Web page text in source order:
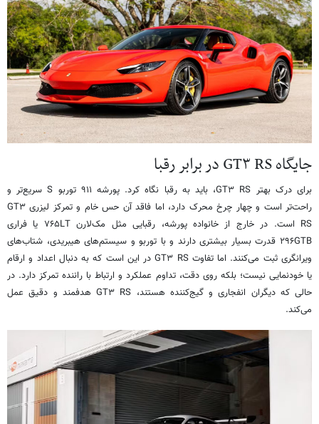
جایگاه GT۳ RS در برابر رقبا
برای درک بهتر GT۳ RS، باید به رقبا نگاه کرد. پورشه ۹۱۱ توربو S سریع‌تر و
راحت‌تر است و چهار چرخ محرک دارد، اما فاقد آن حس خام و تمرکز لیزری GT۳
RS است. در خارج از خانواده پورشه، رقبایی مثل مک‌لارن ۷۶۵LT یا فراری
۲۹۶GTB قدرت بسیار بیشتری دارند و با توربو و سیستم‌های هیبریدی، شتاب‌های
ویرانگری ثبت می‌کنند. اما تفاوت GT۳ RS در این است که به دنبال اعداد و ارقام
یا خودنمایی نیست؛ بلکه روی دقت، تداوم عملکرد و ارتباط با راننده تمرکز دارد. در
حالی که دیگران انفجاری و گیج‌کننده هستند، GT۳ RS هدفمند و دقیق عمل
می‌کند.